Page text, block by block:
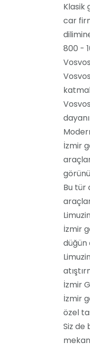
Klasik
car
800 -
İzmir
Bu tür
İzmir
düğün
İzmir
İzmir
özel
Siz de